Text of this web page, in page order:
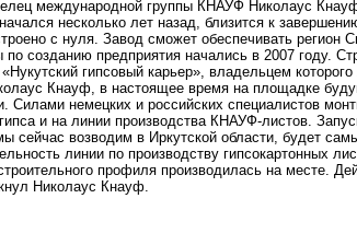
международной группы КНАУФ Николаус
несколько лет назад, близится к
с нуля. Завод сможет обеспечивать
созданию предприятия начались в 2007 году.
гипсовый карьер», владельцем
Кнауф, в настоящее время на площадке
Силами немецких и российских специалистов
и на линии производства КНАУФ-листов.
сейчас возводим в Иркутской области, будет
линии по производству гипсокартонных
профиля производилась на месте.
Николаус Кнауф.